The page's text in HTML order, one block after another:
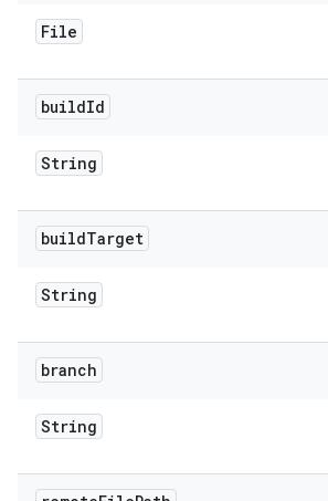
File
buildId
String
buildTarget
String
branch
String